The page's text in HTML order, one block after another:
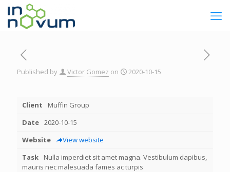
Published by Victor Gomez on 2020-10-15
Client
Muffin Group
Date 2020-10-15
Website
View website
Task
Nulla imperdiet sit amet magna. Vestibulum dapibus,
mauris nec malesuada fames ac turpis